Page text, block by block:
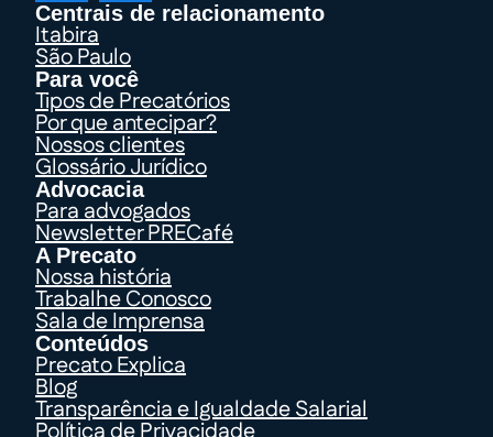
Centrais de relacionamento
Itabira
São Paulo
Para você
Tipos de Precatórios
Por que antecipar?
Nossos clientes
Glossário Jurídico
Advocacia
Para advogados
Newsletter PRECafé
A Precato
Nossa história
Trabalhe Conosco
Sala de Imprensa
Conteúdos
Precato Explica
Blog
Transparência e Igualdade Salarial